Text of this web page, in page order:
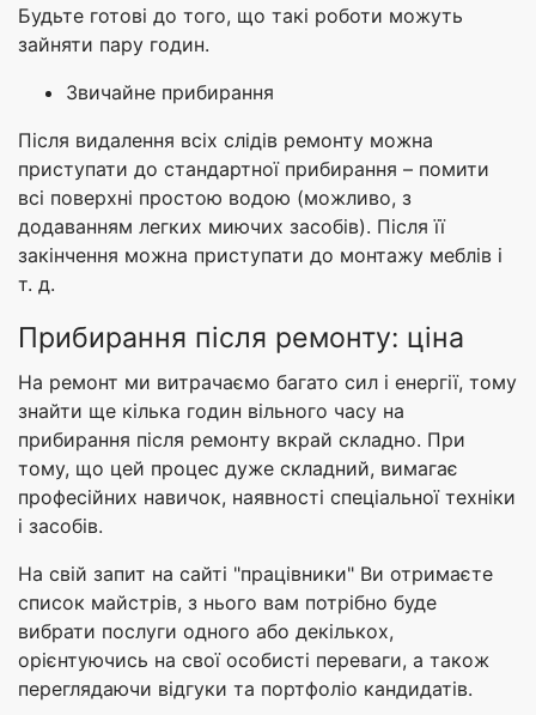
Будьте готові до того, що такі роботи можуть
зайняти пару годин.
Звичайне прибирання
Після видалення всіх слідів ремонту можна
приступати до стандартної прибирання – помити
всі поверхні простою водою (можливо, з
додаванням легких миючих засобів). Після її
закінчення можна приступати до монтажу меблів і
т. д.
Прибирання після ремонту: ціна
На ремонт ми витрачаємо багато сил і енергії, тому
знайти ще кілька годин вільного часу на
прибирання після ремонту вкрай складно. При
тому, що цей процес дуже складний, вимагає
професійних навичок, наявності спеціальної техніки
і засобів.
На свій запит на сайті "працівники" Ви отримаєте
список майстрів, з нього вам потрібно буде
вибрати послуги одного або декількох,
орієнтуючись на свої особисті переваги, а також
переглядаючи відгуки та портфоліо кандидатів.